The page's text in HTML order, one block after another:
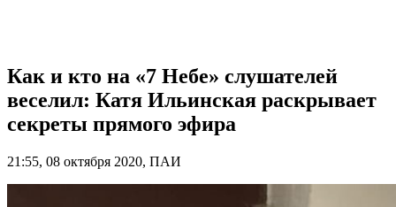
Как и кто на «7 Небе» слушателей
веселил: Катя Ильинская раскрывает
секреты прямого эфира
21:55, 08 октября 2020, ПАИ